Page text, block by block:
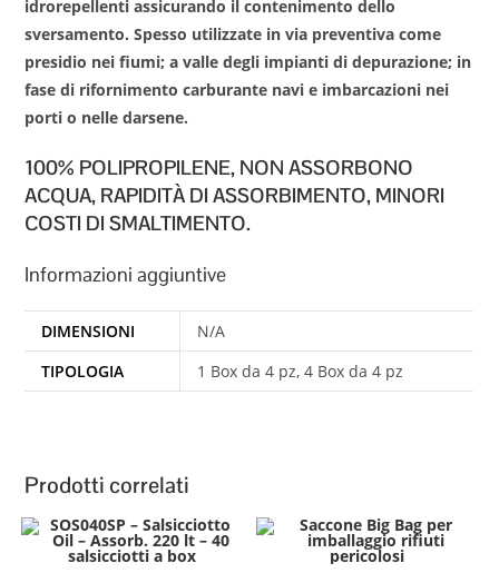
idrorepellenti assicurando il contenimento dello
sversamento. Spesso utilizzate in via preventiva come
presidio nei fiumi; a valle degli impianti di depurazione; in
fase di rifornimento carburante navi e imbarcazioni nei
porti o nelle darsene.
100% POLIPROPILENE, NON ASSORBONO
ACQUA, RAPIDITÀ DIASSORBIMENTO, MINORI
COSTI DI SMALTIMENTO.
Informazioni aggiuntive
DIMENSIONI
N/A
TIPOLOGIA
1 Box da 4 pz, 4 Box da 4 pz
Prodotti correlati